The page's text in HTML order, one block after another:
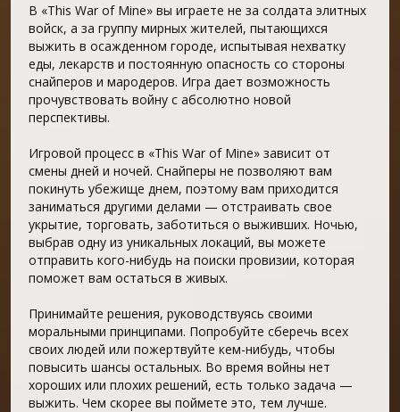
В «This War of Mine» вы играете не за солдата элитных
войск, а за группу мирных жителей, пытающихся
выжить в осажденном городе, испытывая нехватку
еды, лекарств и постоянную опасность со стороны
снайперов и мародеров. Игра дает возможность
прочувствовать войну с абсолютно новой
перспективы.
Игровой процесс в «This War of Mine» зависит от
смены дней и ночей. Снайперы не позволяют вам
покинуть убежище днем, поэтому вам приходится
заниматься другими делами — отстраивать свое
укрытие, торговать, заботиться о выживших. Ночью,
выбрав одну из уникальных локаций, вы можете
отправить кого-нибудь на поиски провизии, которая
поможет вам остаться в живых.
Принимайте решения, руководствуясь своими
моральными принципами. Попробуйте сберечь всех
своих людей или пожертвуйте кем-нибудь, чтобы
повысить шансы остальных. Во время войны нет
хороших или плохих решений, есть только задача —
выжить. Чем скорее вы поймете это, тем лучше.